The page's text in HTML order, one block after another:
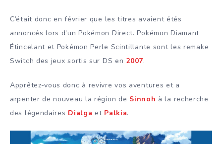
C’était donc en février que les titres avaient étés
annoncés lors d’un Pokémon Direct. Pokémon Diamant
Étincelant et Pokémon Perle Scintillante sont les remake
Switch des jeux sortis sur DS en 2007.
Apprêtez-vous donc à revivre vos aventures et a
arpenter de nouveau la région de Sinnoh à la recherche
des légendaires Dialga et Palkia.